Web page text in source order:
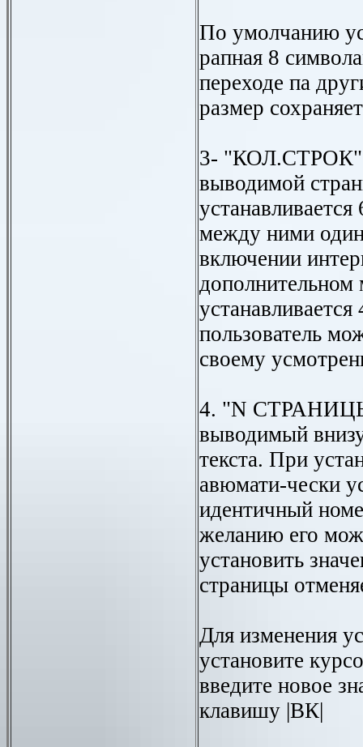
По умолчанию
рапная 8
переходе па
размер
3- "КОЛ.СТРОК" -
выводимой
между ними
включении
пользователь
своему
4. "N
выводимый
текста. При
авюмати-чески
идентичный
желанию его
установить
страницы
Для изменения
установите
введите новое
клавишу |ВК|